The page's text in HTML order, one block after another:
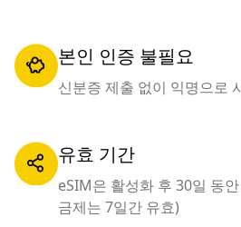
본인 인증 불필요
신분증 제출 없이 익명으로
유효 기간
eSIM은 활성화 후 30일 동
금제는 7일간 유효)